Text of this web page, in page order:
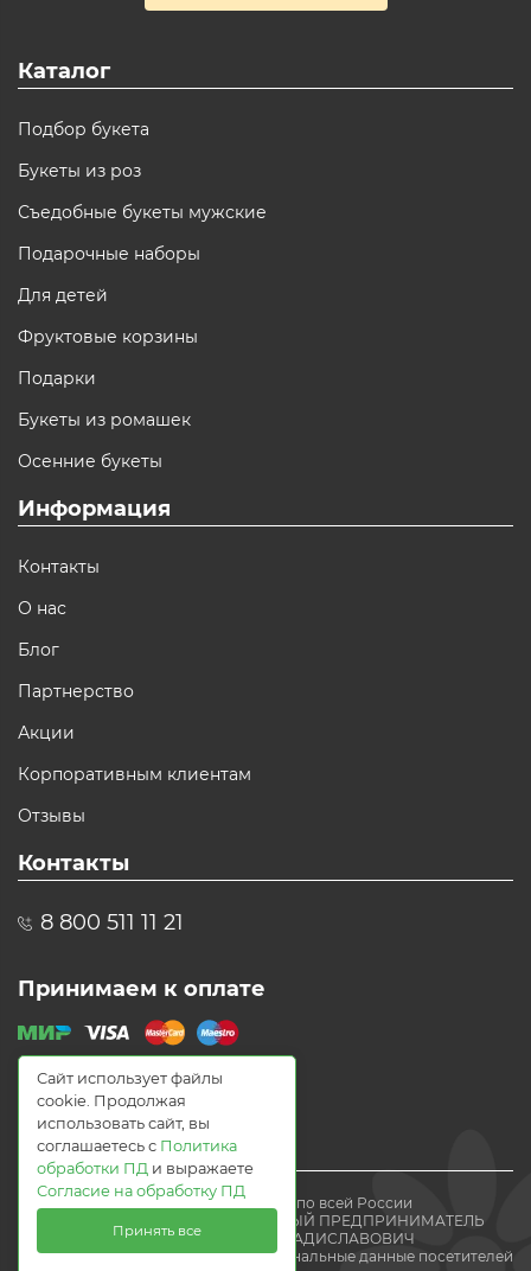
Каталог
Подбор букета
Букеты из роз
Съедобные букеты мужские
Подарочные наборы
Для детей
Фруктовые корзины
Подарки
Букеты из ромашек
Осенние букеты
Информация
Контакты
О нас
Блог
Партнерство
Акции
Корпоративным клиентам
Отзывы
Контакты
8 800 511 11 21
Принимаем к оплате
© 2021 Доставка цветов по всей России
Flomania24.ru ИНДИВИДУАЛЬНЫЙ ПРЕДПРИНИМАТЕЛЬ
ВОЛЕВАЧ ЕВГЕНИЙ ВЛАДИСЛАВОВИЧ
Мы получаем и обрабатываем персональные данные посетителей
Сайт использует файлы
cookie. Продолжая
использовать сайт, вы
соглашаетесь с Политика
обработки ПД и выражаете
Согласие на обработку ПД
Принять все